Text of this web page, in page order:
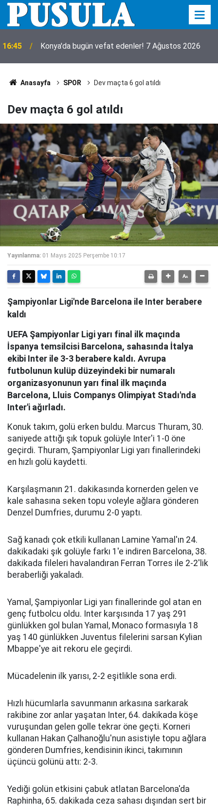
16:36 Manisa’nın çeyrek asırlık sorununa neşter vuruluyor
Anasayfa SPOR Dev maçta 6 gol atıldı
Dev maçta 6 gol atıldı
Yayınlanma: 01 Mayıs 2025 Perşembe 10:17
Şampiyonlar Ligi'nde Barcelona ile Inter berabere
kaldı
UEFA Şampiyonlar Ligi yarı final ilk maçında
İspanya temsilcisi Barcelona, sahasında İtalya
ekibi Inter ile 3-3 berabere kaldı. Avrupa
futbolunun kulüp düzeyindeki bir numaralı
organizasyonunun yarı final ilk maçında
Barcelona, Lluis Companys Olimpiyat Stadı'nda
Inter'i ağırladı.
Konuk takım, golü erken buldu. Marcus Thuram, 30.
saniyede attığı şık topuk golüyle Inter'i 1-0 öne
geçirdi. Thuram, Şampiyonlar Ligi yarı finallerindeki
en hızlı golü kaydetti.
Karşılaşmanın 21. dakikasında kornerden gelen ve
kale sahasına seken topu voleyle ağlara gönderen
Denzel Dumfries, durumu 2-0 yaptı.
Sağ kanadı çok etkili kullanan Lamine Yamal'ın 24.
dakikadaki şık golüyle farkı 1'e indiren Barcelona, 38.
dakikada fileleri havalandıran Ferran Torres ile 2-2'lik
beraberliği yakaladı.
Yamal, Şampiyonlar Ligi yarı finallerinde gol atan en
genç futbolcu oldu. Inter karşısında 17 yaş 291
günlükken gol bulan Yamal, Monaco formasıyla 18
yaş 140 günlükken Juventus filelerini sarsan Kylian
Mbappe'ye ait rekoru ele geçirdi.
Mücadelenin ilk yarısı, 2-2 eşitlikle sona erdi.
Hızlı hücumlarla savunmanın arkasına sarkarak
rakibine zor anlar yaşatan Inter, 64. dakikada köşe
vuruşundan gelen golle tekrar öne geçti. Korneri
kullanan Hakan Çalhanoğlu'nun asistiyle topu ağlara
gönderen Dumfries, kendisinin ikinci, takımının
üçüncü golünü attı: 2-3.
Yediği golün etkisini çabuk atlatan Barcelona'da
Raphinha, 65. dakikada ceza sahası dışından sert bir